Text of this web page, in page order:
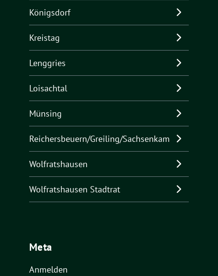
Königsdorf
Kreistag
Lenggries
Loisachtal
Münsing
Reichersbeuern/Greiling/Sachsenkam
Wolfratshausen
Wolfratshausen Stadtrat
Meta
Anmelden